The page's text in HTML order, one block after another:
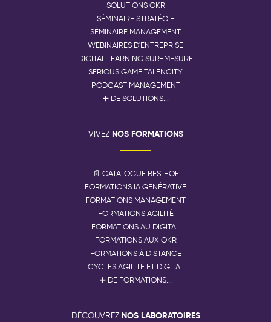
SOLUTIONS OKR
SÉMINAIRE STRATÉGIE
SÉMINAIRE MANAGEMENT
WEBINAIRES D'ENTREPRISE
DIGITAL LEARNING SUR-MESURE
SERIOUS GAME TALENCITY
PODCAST MANAGEMENT
➕ DE SOLUTIONS...
VIVEZ NOS FORMATIONS
📄 CATALOGUE BEST-OF
FORMATIONS IA GÉNÉRATIVE
FORMATIONS MANAGEMENT
FORMATIONS AGILITÉ
FORMATIONS AU DIGITAL
FORMATIONS AUX OKR
FORMATIONS À DISTANCE
CYCLES AGILITÉ ET DIGITAL
➕ DE FORMATIONS...
DÉCOUVREZ NOS LABORATOIRES